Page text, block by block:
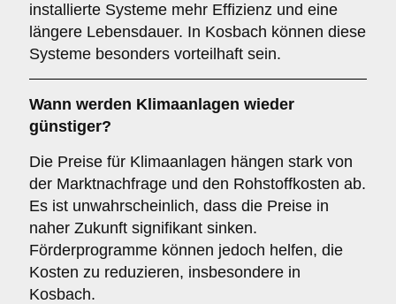
installierte Systeme mehr Effizienz und eine
längere Lebensdauer. In Kosbach können diese
Systeme besonders vorteilhaft sein.
Wann werden Klimaanlagen wieder
günstiger?
Die Preise für Klimaanlagen hängen stark von
der Marktnachfrage und den Rohstoffkosten ab.
Es ist unwahrscheinlich, dass die Preise in
naher Zukunft signifikant sinken.
Förderprogramme können jedoch helfen, die
Kosten zu reduzieren, insbesondere in
Kosbach.